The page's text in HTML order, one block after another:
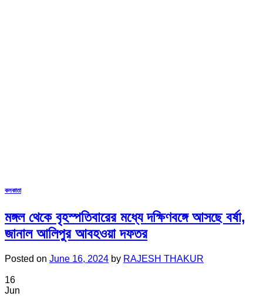
কলকাতা
মঙ্গল থেকে বৃহস্পতিবারের মধ্যে দক্ষিণবঙ্গে আসছে বর্ষা,
জানাল আলিপুর আবহওয়া দফতর
Posted on June 16, 2024 by RAJESH THAKUR
16
Jun